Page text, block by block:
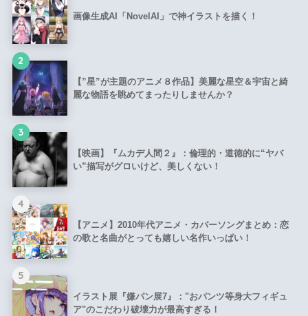
画像生成AI「NovelAI」で神イラストを描く！
2
【”星”が主題のアニメ８作品】美麗な星空＆宇宙と綺
麗な物語を眺めてまったりしませんか？
3
【映画】『ムカデ人間２』：倫理的・道徳的に“ヤバ
い”描写がグロいけど、美しくない！
4
【アニメ】2010年代アニメ・カバーソングまとめ：恋
の歌と名曲がとっても嬉しい名作いっぱい！
5
イラスト展『嫌パン展7』："おパンツ等身大フィギュ
ア"のこだわり破壊力が最高すぎる！